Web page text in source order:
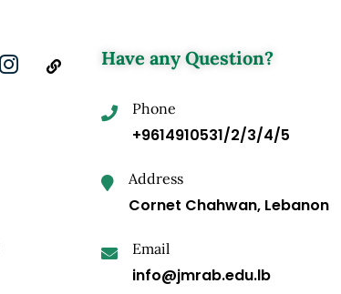
Have any Question?
Phone
+9614910531/2/3/4/5
Address
Cornet Chahwan, Lebanon
Email
info@jmrab.edu.lb